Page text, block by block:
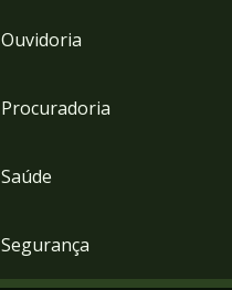
Ouvidoria
Procuradoria
Saúde
Segurança